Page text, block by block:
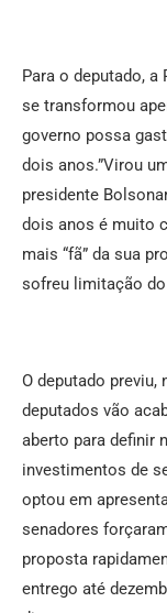
Para o deputado, a
se transformou
governo possa
dois anos.”Virou
presidente
dois anos é muito
mais “fã” da sua
sofreu limitação
O deputado
deputados vão
aberto para definir
investimentos de
optou em
senadores
proposta
entrego até